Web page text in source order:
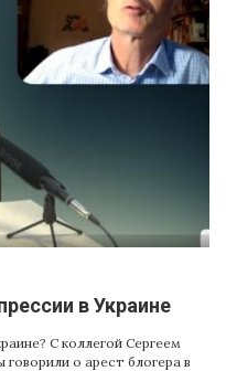
в Украине
С коллегой Сергеем
о арест блогера в